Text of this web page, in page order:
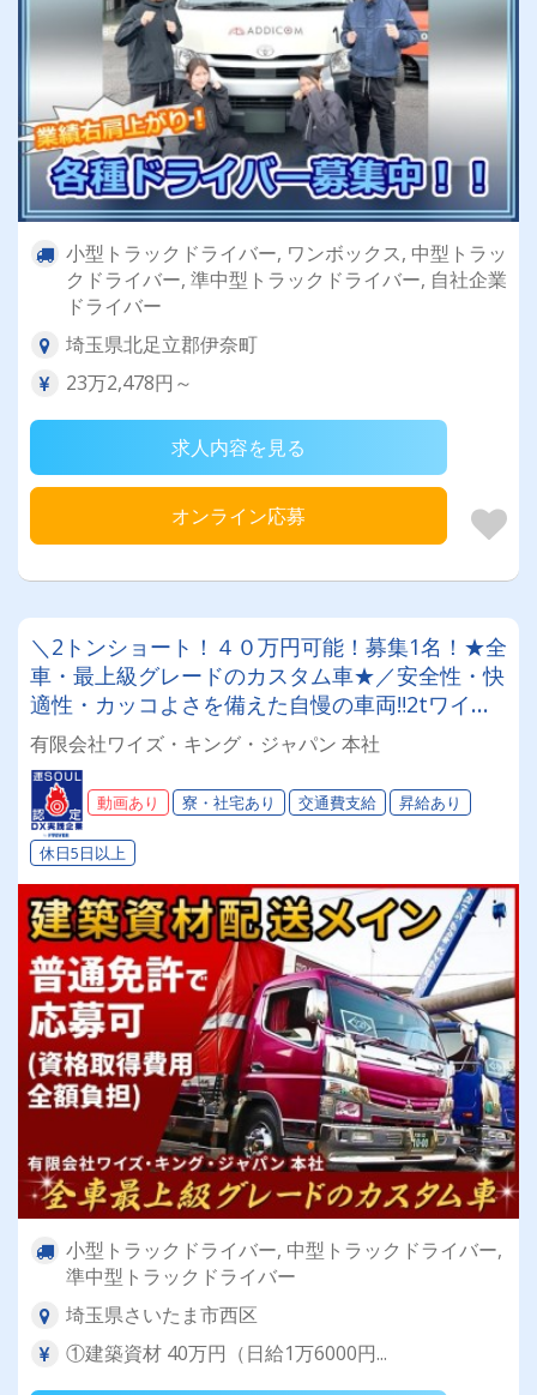
小型トラックドライバー, ワンボックス, 中型トラッ
クドライバー, 準中型トラックドライバー, 自社企業
ドライバー
埼玉県北足立郡伊奈町
23万2,478円～
求人内容を見る
オンライン応募
＼2トンショート！４０万円可能！募集1名！★全
車・最上級グレードのカスタム車★／安全性・快
適性・カッコよさを備えた自慢の車両‼2tワイド
ロング車で建築資材・建設資材の関東一円配送〇
未経験者歓迎 〇寮完備 〇普通免許で応募可(資格
取得費用全額負担)
有限会社ワイズ・キング・ジャパン 本社
動画あり 寮・社宅あり 交通費支給 昇給あり
休日5日以上
小型トラックドライバー, 中型トラックドライバー,
準中型トラックドライバー
埼玉県さいたま市西区
①建築資材 40万円（日給1万6000円...